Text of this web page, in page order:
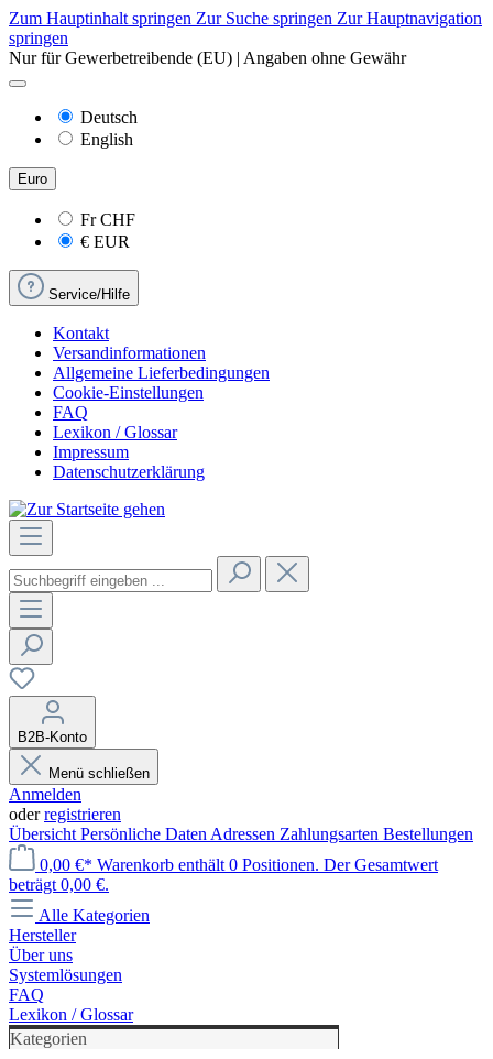
Zum Hauptinhalt springen Zur Suche springen Zur Hauptnavigation
springen
Nur für Gewerbetreibende (EU) | Angaben ohne Gewähr
Deutsch
English
Euro
FrCHF
€ EUR
Service/Hilfe
Kontakt
Versandinformationen
Allgemeine Lieferbedingungen
Cookie-Einstellungen
FAQ
Lexikon / Glossar
Impressum
Datenschutzerklärung
B2B-Konto
Menü schließen
Anmelden
oderregistrieren
Übersicht Persönliche Daten Adressen Zahlungsarten Bestellungen
0,00 €* Warenkorb enthält 0 Positionen. Der Gesamtwert
beträgt 0,00 €.
Alle Kategorien
Hersteller
Über uns
Systemlösungen
FAQ
Lexikon / Glossar
Kategorien